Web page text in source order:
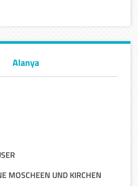
Alanya
MOSCHEEN UND KIRCHEN